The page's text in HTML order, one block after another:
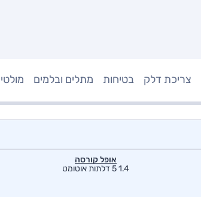
צריכת דלק בטיחות מתלים ובלמים
אופל קורסה
1.4 5 דלתות אוטומט